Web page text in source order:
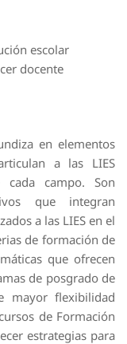
escolar
docente
en elementos
a las LIES
campo. Son
que integran
a las LIES en el
de formación de
que ofrecen
de posgrado de
mayor flexibilidad
de Formación
estrategias para